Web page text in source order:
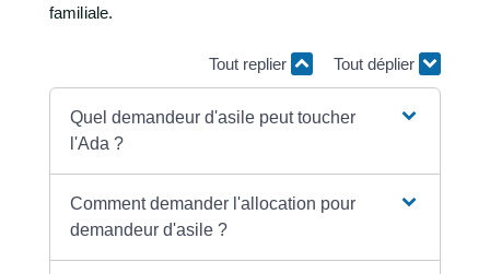
familiale.
Tout replier Tout déplier
Quel demandeur d'asile peut toucher
l'Ada ?
Comment demander l'allocation pour
demandeur d'asile ?